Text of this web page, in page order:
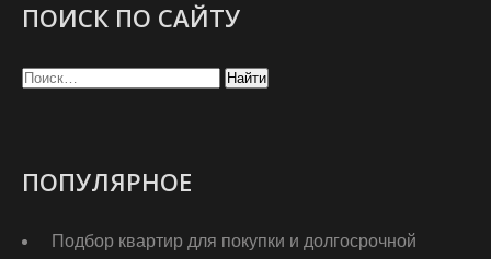
ПОИСК ПО САЙТУ
ПОПУЛЯРНОЕ
Подбор квартир для покупки и долгосрочной